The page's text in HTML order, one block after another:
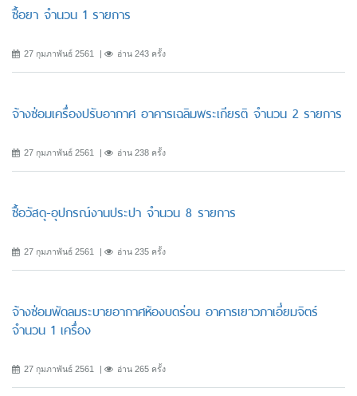
ซื้อยา จำนวน 1 รายการ
27 กุมภาพันธ์ 2561 อ่าน 243 ครั้ง
จ้างซ่อมเครื่องปรับอากาศ อาคารเฉลิมพระเกียรติ จำนวน 2 รายการ
27 กุมภาพันธ์ 2561 อ่าน 238 ครั้ง
ซื้อวัสดุ-อุปกรณ์งานประปา จำนวน 8 รายการ
27 กุมภาพันธ์ 2561 อ่าน 235 ครั้ง
จ้างซ่อมพัดลมระบายอากาศห้องบดร่อน อาคารเยาวภาเอี่ยมจิตร์
จำนวน 1 เครื่อง
27 กุมภาพันธ์ 2561 อ่าน 265 ครั้ง